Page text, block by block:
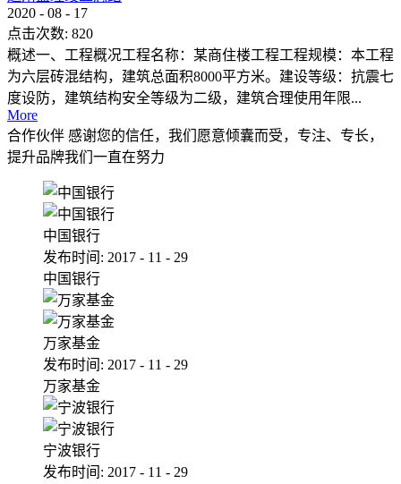
2020 - 08 - 17
点击次数: 820
概述一、工程概况工程名称：某商住楼工程工程规模：本工程
为六层砖混结构，建筑总面积8000平方米。建设等级：抗震七
度设防，建筑结构安全等级为二级，建筑合理使用年限...
More
合作伙伴 感谢您的信任，我们愿意倾囊而受，专注、专长，
提升品牌我们一直在努力
中国银行
发布时间: 2017 - 11 - 29
中国银行
万家基金
发布时间: 2017 - 11 - 29
万家基金
宁波银行
发布时间: 2017 - 11 - 29